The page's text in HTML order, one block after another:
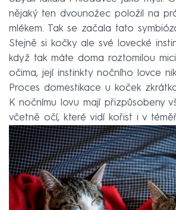
nějaký ten dvounožec položil na
mlékem. Tak se začala tato
Stejně si kočky ale své lovecké
když tak máte doma roztomilou
očima, její instinkty nočního lovce
Proces domestikace u koček
K nočnímu lovu mají přizpůsobeny
včetně očí, které vidí kořist i v